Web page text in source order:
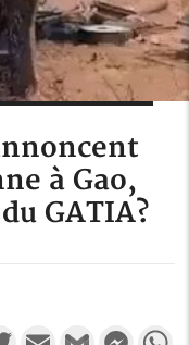
à Gao,
GATIA?
TwitterEmail Gmail